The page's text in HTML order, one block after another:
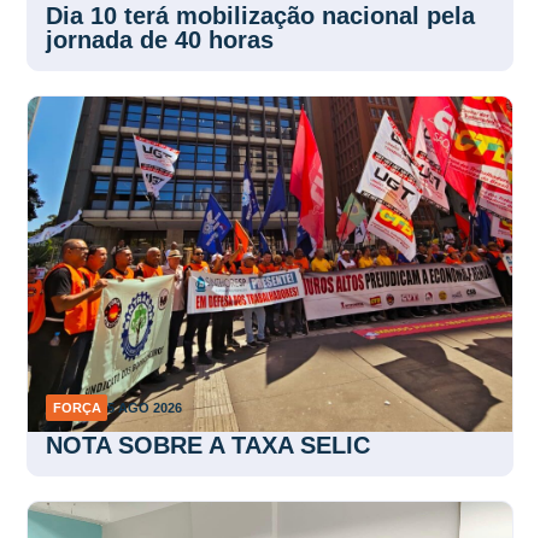
Dia 10 terá mobilização nacional pela
jornada de 40 horas
FORÇA 5 AGO 2026
NOTA SOBRE A TAXA SELIC